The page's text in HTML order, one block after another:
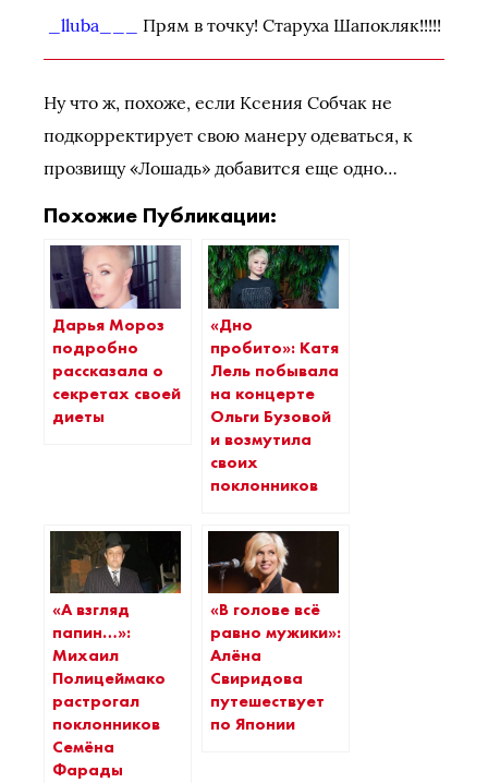
_lluba___ Прям в точку! Старуха Шапокляк!!!!!
Ну что ж, похоже, если Ксения Собчак не
подкорректирует свою манеру одеваться, к
прозвищу «Лошадь» добавится еще одно…
Похожие Публикации:
Дарья Мороз
подробно
рассказала о
секретах своей
диеты
«Дно
пробито»: Катя
Лель побывала
на концерте
Ольги Бузовой
и возмутила
своих
поклонников
«А взгляд
папин…»:
Михаил
Полицеймако
растрогал
поклонников
Семёна
Фарады
«В голове всё
равно мужики»:
Алёна
Свиридова
путешествует
по Японии